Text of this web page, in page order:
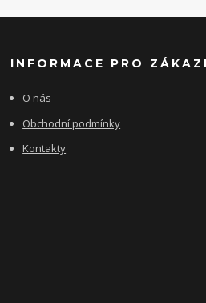
INFORMACE PRO
O nás
Obchodní podmínky
Kontakty